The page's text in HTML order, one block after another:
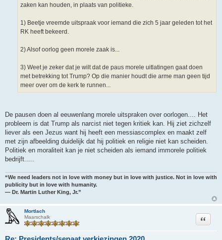
zaken kan houden, in plaats van politieke.
1) Beetje vreemde uitspraak voor iemand die zich 5 jaar geleden tot het
RK heeft bekeerd.
2) Alsof oorlog geen morele zaak is...
3) Weet je zeker dat je wilt dat de paus morele uitlatingen gaat doen
met betrekking tot Trump? Op die manier houdt die arme man geen tijd
meer over om de kerk te runnen...
De pausen doen al eeuwenlang morele uitspraken over oorlogen.... Het
probleem is dat Trump als narcist niet tegen kritiek kan. Hij ziet zichzelf
liever als een Jezus want hij heeft een messiascomplex en maakt zelf
met zijn afbeelding duidelijk dat hij politiek en religie niet kan scheiden.
Politiek en moraliteit kan je niet scheiden als iemand immorele politiek
bedrijft.....
“We need leaders not in love with money but in love with justice. Not in love with
publicity but in love with humanity.
― Dr. Martin Luther King, Jr.”
Mortlach
Maarschalk
Citeer